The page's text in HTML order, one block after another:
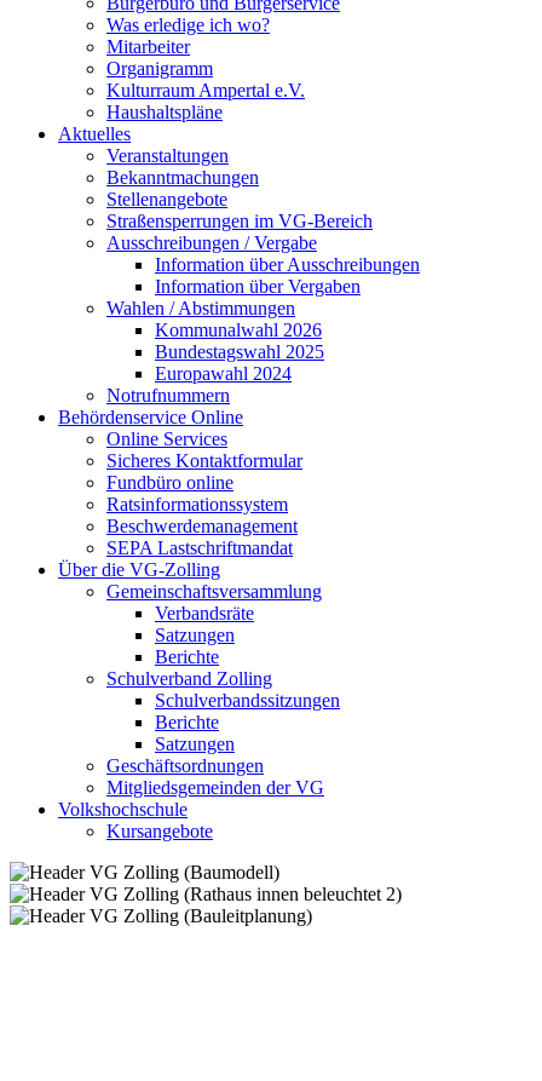
Was erledige ich wo?
Mitarbeiter
Organigramm
Kulturraum Ampertal e.V.
Haushaltspläne
Aktuelles
Veranstaltungen
Bekanntmachungen
Stellenangebote
Straßensperrungen im VG-Bereich
Ausschreibungen / Vergabe
Information über Ausschreibungen
Information über Vergaben
Wahlen / Abstimmungen
Kommunalwahl 2026
Bundestagswahl 2025
Europawahl 2024
Notrufnummern
Behördenservice Online
Online Services
Sicheres Kontaktformular
Fundbüro online
Ratsinformationssystem
Beschwerdemanagement
SEPA Lastschriftmandat
Über die VG-Zolling
Gemeinschaftsversammlung
Verbandsräte
Satzungen
Berichte
Schulverband Zolling
Schulverbandssitzungen
Berichte
Satzungen
Geschäftsordnungen
Mitgliedsgemeinden der VG
Volkshochschule
Kursangebote